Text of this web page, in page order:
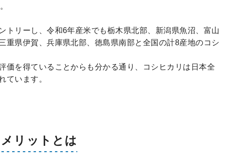
トリーし、令和6年産米でも栃木県北部、新潟県魚沼、富山
重県伊賀、兵庫県北部、徳島県南部と全国の計8産地のコシ
価を得ていることからも分かる通り、コシヒカリは日本全
ています。
リットとは